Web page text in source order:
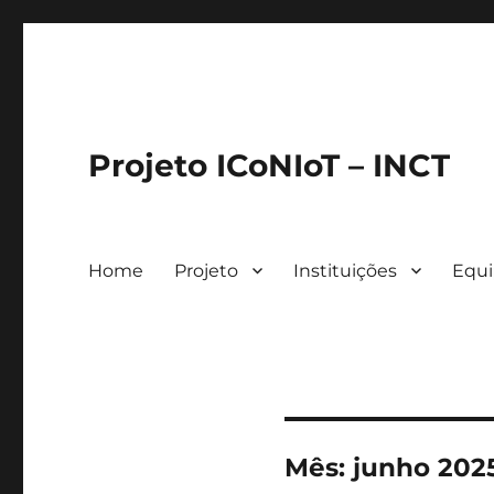
Projeto ICoNIoT – INCT
Home Projeto Instituições
Mês: junho